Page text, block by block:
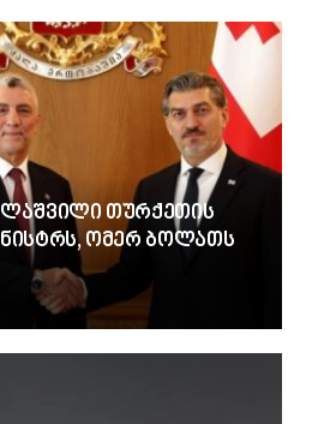
თურქეთის
ომერ ბოლათს